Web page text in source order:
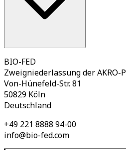
BIO-FED
Zweigniederlassung der AKRO-
Von-Hünefeld-Str. 81
50829 Köln
Deutschland
+49 221 8888 94-00
info@bio-fed.com